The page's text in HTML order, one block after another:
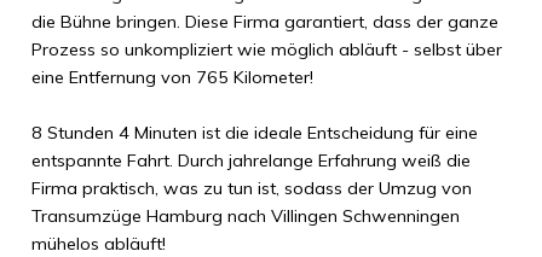
die Bühne bringen. Diese Firma garantiert, dass der ganze
Prozess so unkompliziert wie möglich abläuft - selbst über
eine Entfernung von 765 Kilometer!
8 Stunden 4 Minuten ist die ideale Entscheidung für eine
entspannte Fahrt. Durch jahrelange Erfahrung weiß die
Firma praktisch, was zu tun ist, sodass der Umzug von
Transumzüge Hamburg nach Villingen Schwenningen
mühelos abläuft!